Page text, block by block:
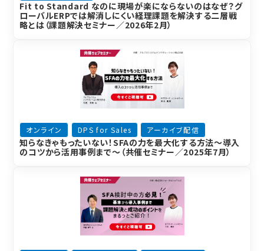
Fit to Standard なのに現場が楽にならないのはなぜ？グ
ローバルERPでは解消しにくい経理課題を解決する二層戦
略とは（課題解決セミナー／2026年2月）
オンライン DPS for Sales アーカイブ配信
知らなきゃもったいない！SFAの力を最大化する方法～導入
のコツから活用事例まで～（共催セミナー／2025年7月）